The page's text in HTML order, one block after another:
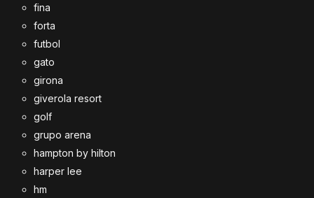
fina
forta
futbol
gato
girona
giverola resort
golf
grupo arena
hampton by hilton
harper lee
hm